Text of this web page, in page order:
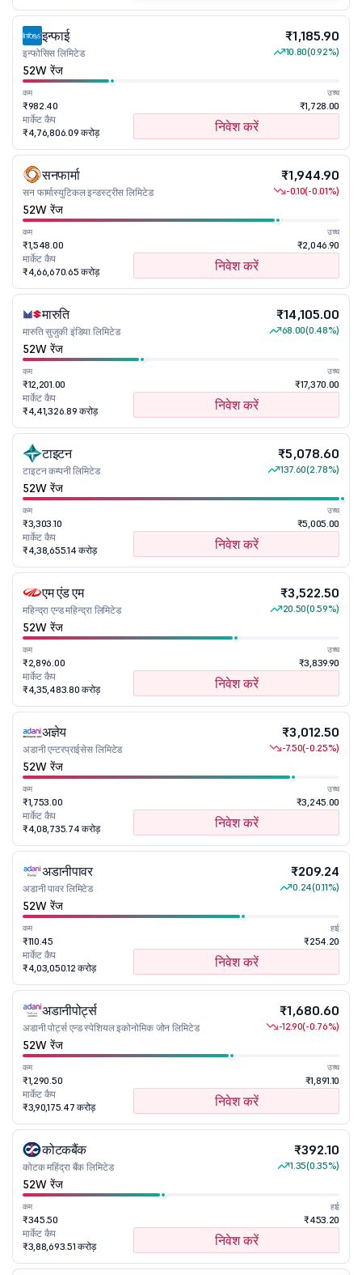
इन्फाई
इन्फोसिस लिमिटेड
₹1,185.90
10.80(0.92%)
52W रेंज
कम
₹982.40
उच्च
₹1,728.00
मार्केट कैप
₹4,76,806.09 करोड़
निवेश करें
सनफार्मा
सन फार्मास्युटिकल इन्डस्ट्रीस लिमिटेड
₹1,944.90
-0.10(-0.01%)
52W रेंज
कम
₹1,548.00
उच्च
₹2,046.90
मार्केट कैप
₹4,66,670.65 करोड़
निवेश करें
मारुति
मारुति सुजुकी इंडिया लिमिटेड
₹14,105.00
68.00(0.48%)
52W रेंज
कम
₹12,201.00
उच्च
₹17,370.00
मार्केट कैप
₹4,41,326.89 करोड़
निवेश करें
टाइटन
टाइटन कम्पनी लिमिटेड
₹5,078.60
137.60(2.78%)
52W रेंज
कम
₹3,303.10
उच्च
₹5,005.00
मार्केट कैप
₹4,38,655.14 करोड़
निवेश करें
एम एंड एम
महिन्द्रा एन्ड महिन्द्रा लिमिटेड
₹3,522.50
20.50(0.59%)
52W रेंज
कम
₹2,896.00
उच्च
₹3,839.90
मार्केट कैप
₹4,35,483.80 करोड़
निवेश करें
अज्ञेय
अडानी एन्टरप्राईसेस लिमिटेड
₹3,012.50
-7.50(-0.25%)
52W रेंज
कम
₹1,753.00
उच्च
₹3,245.00
मार्केट कैप
₹4,08,735.74 करोड़
निवेश करें
अडानीपावर
अडानी पावर लिमिटेड
₹209.24
0.24(0.11%)
52W रेंज
कम
₹110.45
हाई
₹254.20
मार्केट कैप
₹4,03,050.12 करोड़
निवेश करें
अडानीपोर्ट्स
अडानी पोर्ट्स एन्ड स्पेशियल इकोनोमिक जोन लिमिटेड
₹1,680.60
-12.90(-0.76%)
52W रेंज
कम
₹1,290.50
उच्च
₹1,891.10
मार्केट कैप
₹3,90,175.47 करोड़
निवेश करें
कोटकबैंक
कोटक महिंद्रा बैंक लिमिटेड
₹392.10
1.35(0.35%)
52W रेंज
कम
₹345.50
हाई
₹453.20
मार्केट कैप
₹3,88,693.51 करोड़
निवेश करें